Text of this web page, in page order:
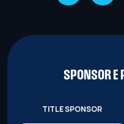
SPONSOR E
TITLE SPONSOR